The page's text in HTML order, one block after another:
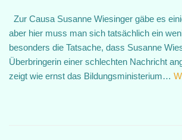
Zur Causa Susanne Wiesinger gäbe es
aber hier muss man sich tatsächlich ein
besonders die Tatsache, dass Susanne
Überbringerin einer schlechten Nachricht
zeigt wie ernst das Bildungsministerium…